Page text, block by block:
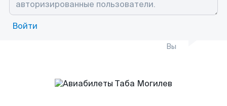
Войти
Вы